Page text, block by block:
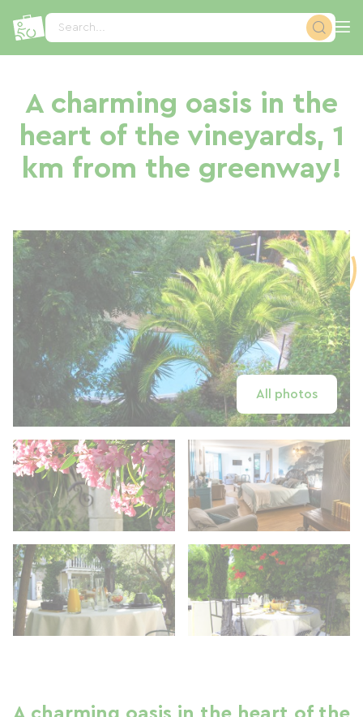
Search...
A charming oasis in the
heart of the vineyards, 1
km from the greenway!
All photos
Cookies management panel